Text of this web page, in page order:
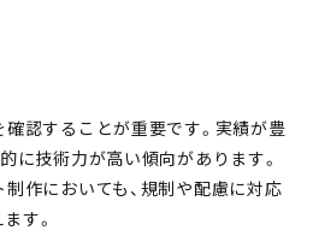
認することが重要です。実績が豊
に技術力が高い傾向があります。
作においても、規制や配慮に対応
す。